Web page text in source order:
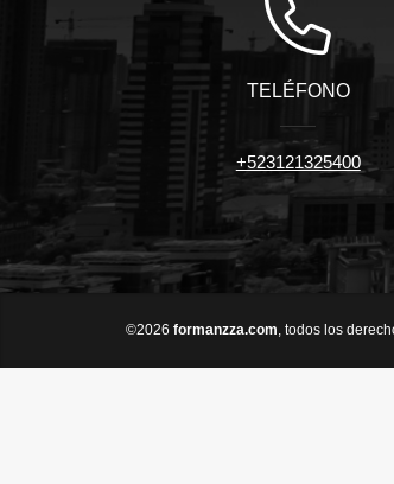
TELÉFONO
+523121325400
©2026 formanzza.com, todos los